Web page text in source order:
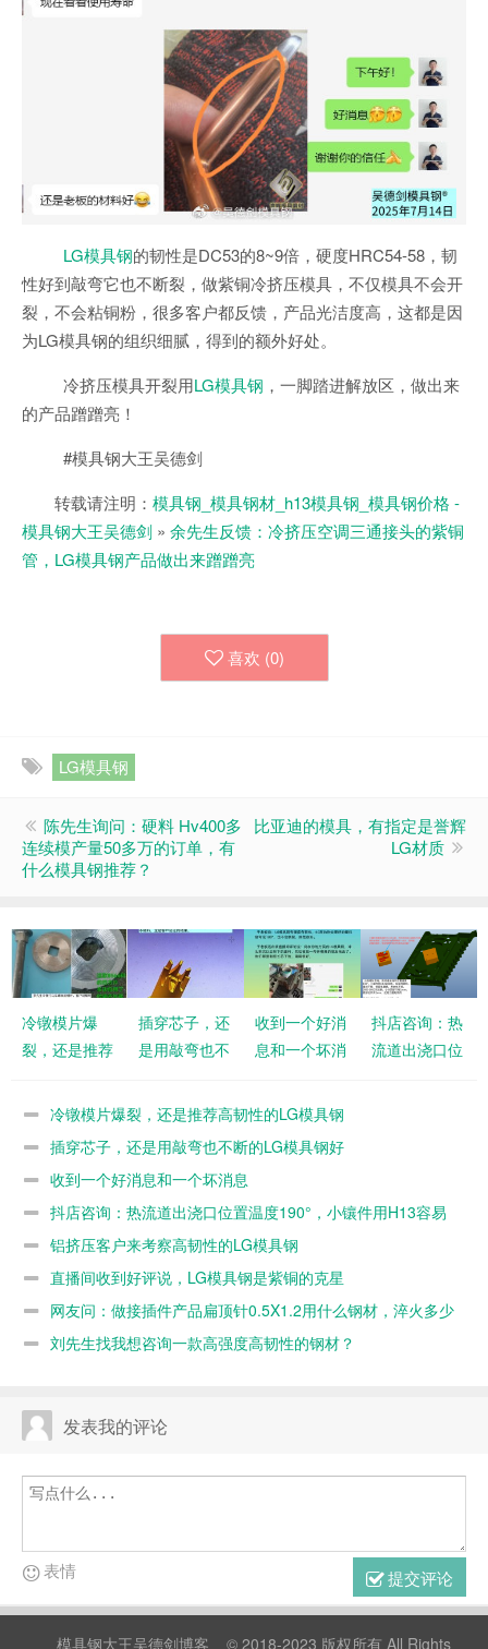
LG模具钢的韧性是DC53的8~9倍，硬度HRC54-58，韧
性好到敲弯它也不断裂，做紫铜冷挤压模具，不仅模具不会开
裂，不会粘铜粉，很多客户都反馈，产品光洁度高，这都是因
为LG模具钢的组织细腻，得到的额外好处。
冷挤压模具开裂用LG模具钢 ，一脚踏进解放区，做出来
的产品蹭蹭亮！
#模具钢大王吴德剑
转载请注明： 模具钢_模具钢材_h13模具钢_模具钢价格 -
模具钢大王吴德剑 » 余先生反馈：冷挤压空调三通接头的紫铜
管，LG模具钢产品做出来蹭蹭亮
喜欢 (0)
LG模具钢
陈先生询问：硬料 Hv400多
连续模产量50多万的订单，有
什么模具钢推荐？
比亚迪的模具，有指定是誉辉
LG材质
冷镦模片爆
裂，还是推荐
模具钢
插穿芯子，还
是用敲弯也不
钢好
收到一个好消
息和一个坏消
抖店咨询：热
流道出浇口位
冷镦模片爆裂，还是推荐高韧性的LG模具钢
插穿芯子，还是用敲弯也不断的LG模具钢好
收到一个好消息和一个坏消息
抖店咨询：热流道出浇口位置温度190°，小镶件用H13容易
断 铝挤压客户来考察高韧性的LG模具钢
直播间收到好评说，LG模具钢是紫铜的克星
网友问：做接插件产品扁顶针0.5X1.2用什么钢材，淬火多少
度，不容易断
刘先生找我想咨询一款高强度高韧性的钢材？
发表我的评论
提交评论
表情
模具钢大王吴德剑博客 © 2018-2023 版权所有 All Rights